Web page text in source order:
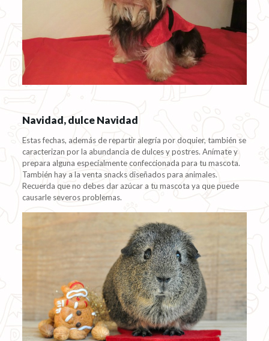
Navidad, dulce Navidad
Estas fechas, además de repartir alegría por doquier, también se
caracterizan por la abundancia de dulces y postres. Anímate y
prepara alguna especialmente confeccionada para tu mascota.
También hay a la venta snacks diseñados para animales.
Recuerda que no debes dar azúcar a tu mascota ya que puede
causarle severos problemas.